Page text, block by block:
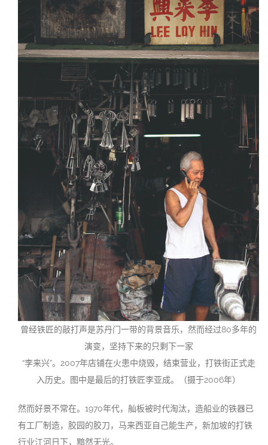
曾经铁匠的敲打声是苏丹门一带的背景音乐，然而经过80多年的
演变，坚持下来的只剩下一家
“李来兴”。2007年店铺在火患中烧毁，结束营业，打铁街正式走
入历史。图中是最后的打铁匠李亚成。（摄于2006年）
然而好景不常在。1970年代，舢板被时代淘汰，造船业的铁器已
有工厂制造，胶园的胶刀，马来西亚自己能生产，新加坡的打铁
行业江河日下，黯然无光。